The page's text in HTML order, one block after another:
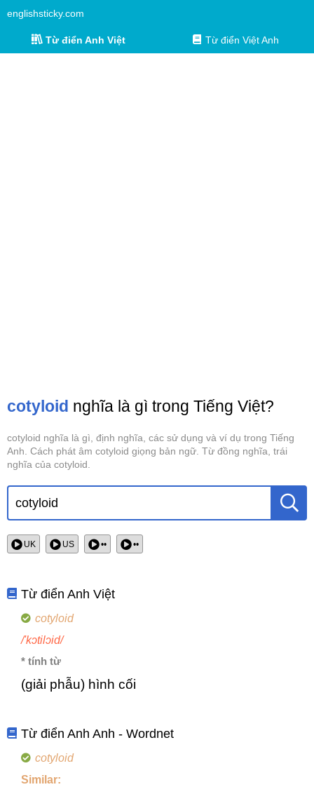
englishsticky.com
Từ điển Anh Việt Từ điển Việt Anh
cotyloid nghĩa là gì trong Tiếng Việt?
cotyloid nghĩa là gì, định nghĩa, các sử dụng và ví dụ trong Tiếng
Anh. Cách phát âm cotyloid giọng bản ngữ. Từ đồng nghĩa, trái
nghĩa của cotyloid.
UK US •• ••
Từ điển Anh Việt
cotyloid
/'kɔtilɔid/
* tính từ
(giải phẫu) hình cối
Từ điển Anh Anh - Wordnet
cotyloid
Similar: